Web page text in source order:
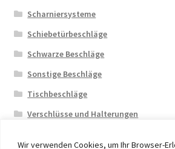
Wir verwenden Cookies, um Ihr Browser-
Scharniersysteme
Schiebetürbeschläge
Schwarze Beschläge
Sonstige Beschläge
Tischbeschläge
Verschlüsse und Halterungen